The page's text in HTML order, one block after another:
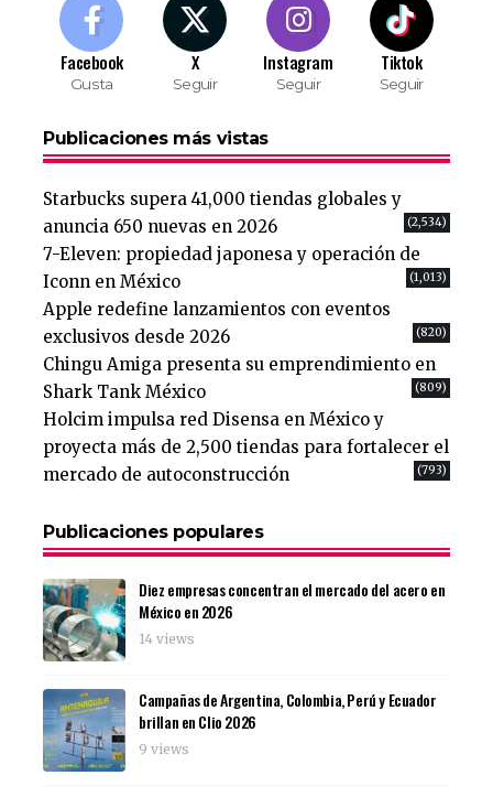
Facebook
Gusta
X
Seguir
Instagram
Seguir
Tiktok
Seguir
Publicaciones más vistas
Starbucks supera 41,000 tiendas globales y
anuncia 650 nuevas en 2026
(2,534)
7-Eleven: propiedad japonesa y operación de
Iconn en México
(1,013)
Apple redefine lanzamientos con eventos
exclusivos desde 2026
(820)
Chingu Amiga presenta su emprendimiento en
Shark Tank México
(809)
Holcim impulsa red Disensa en México y
proyecta más de 2,500 tiendas para fortalecer el
mercado de autoconstrucción
(793)
Publicaciones populares
Diez empresas concentran el mercado del acero en
México en 2026
14 views
Campañas de Argentina, Colombia, Perú y Ecuador
brillan en Clio 2026
9 views